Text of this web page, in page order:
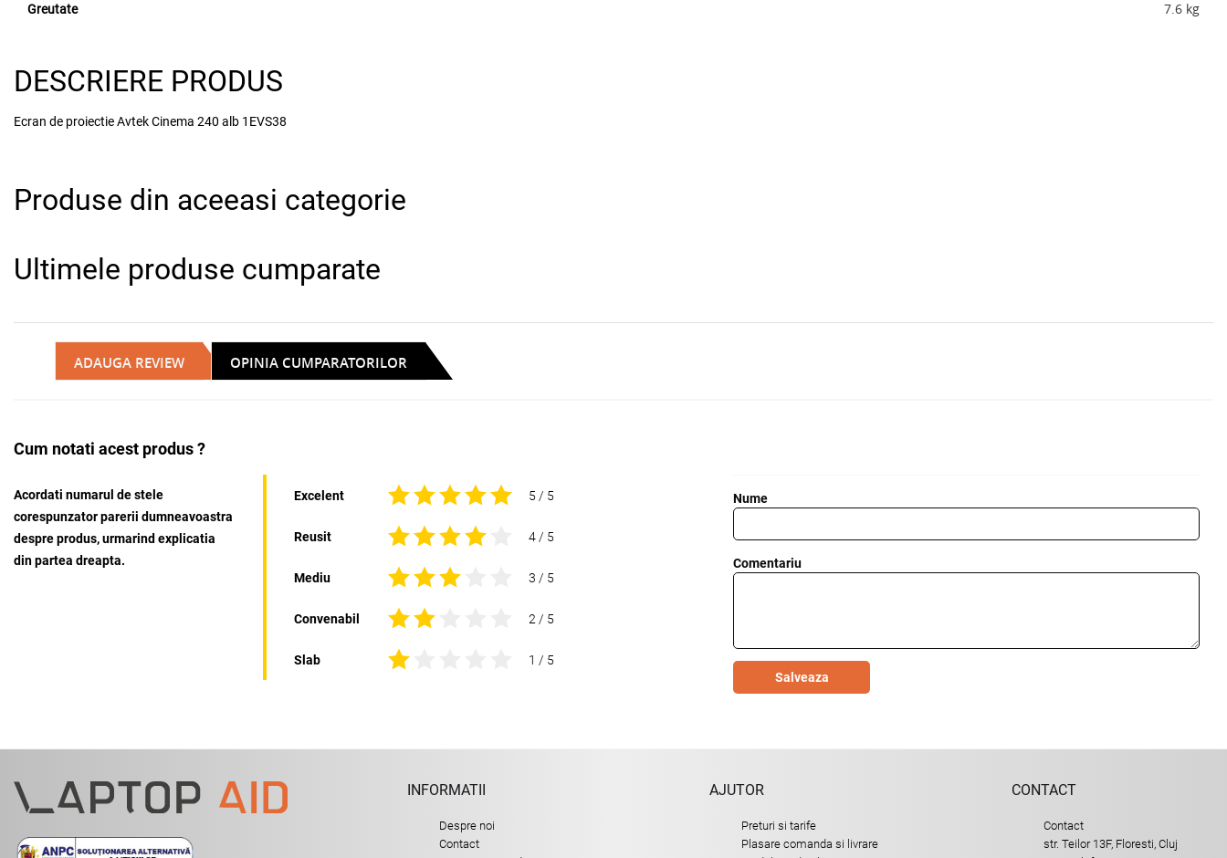
Greutate 7.6 kg
DESCRIERE PRODUS
Ecran de proiectie Avtek Cinema 240 alb 1EVS38
Produse din aceeasi categorie
Ultimele produse cumparate
ADAUGA REVIEW OPINIA CUMPARATORILOR
Cum notati acest produs ?
Acordati numarul de stele
corespunzator parerii dumneavoastra
despre produs, urmarind explicatia
din partea dreapta.
Excelent 5 / 5
Reusit 4 / 5
Mediu 3 / 5
Convenabil 2 / 5
Slab 1 / 5
Nume
Comentariu
Salveaza
INFORMATII
Despre noi
Contact
AJUTOR
Preturi si tarife
Plasare comanda si livrare
CONTACT
Contact
str. Teilor 13F, Floresti, Cluj